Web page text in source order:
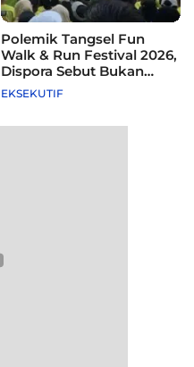
Polemik Tangsel Fun
Walk & Run Festival 2026,
Dispora Sebut Bukan
Agenda Pemkot
EKSEKUTIF